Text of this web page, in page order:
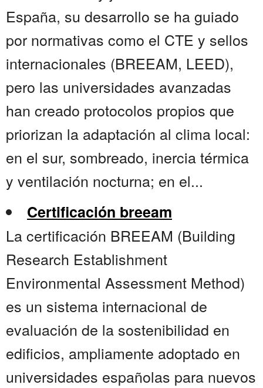
España, su desarrollo se ha guiado
por normativas como el CTE y sellos
internacionales (BREEAM, LEED),
pero las universidades avanzadas
han creado protocolos propios que
priorizan la adaptación al clima local:
en el sur, sombreado, inercia térmica
y ventilación nocturna; en el...
Certificación breeam
La certificación BREEAM (Building
Research Establishment
Environmental Assessment Method)
es un sistema internacional de
evaluación de la sostenibilidad en
edificios, ampliamente adoptado en
universidades españolas para nuevos